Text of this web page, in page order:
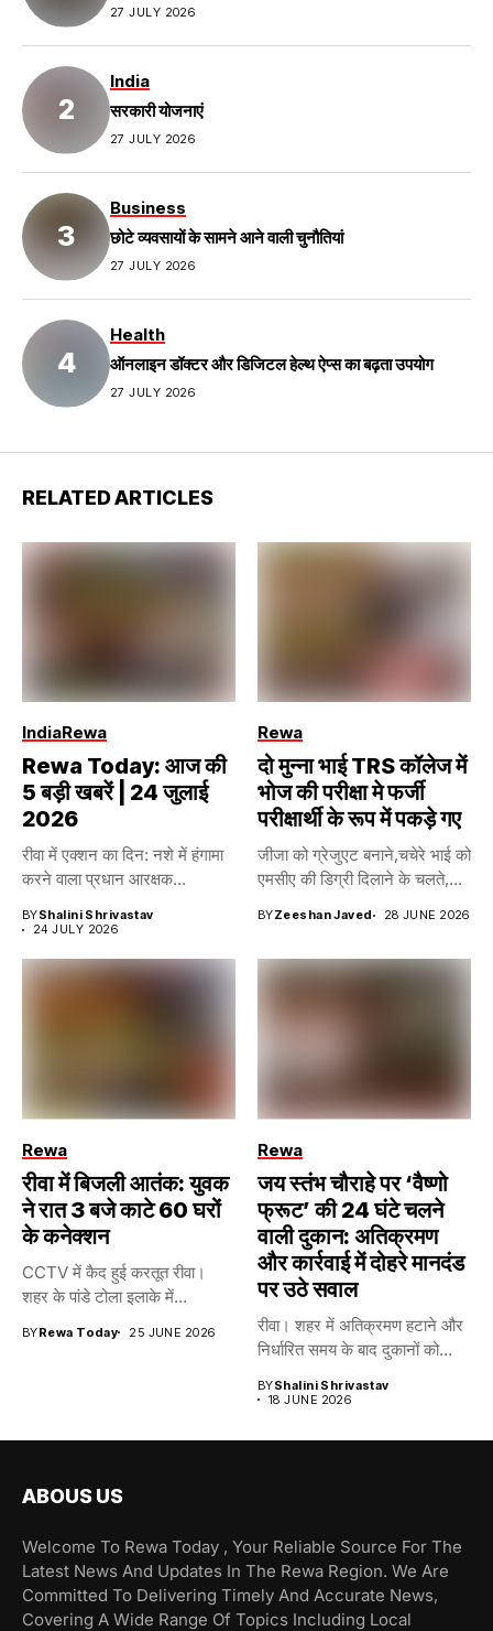
27 JULY 2026
India
सरकारी योजनाएं
27 JULY 2026
Business
छोटे व्यवसायों के सामने आने वाली चुनौतियां
27 JULY 2026
Health
ऑनलाइन डॉक्टर और डिजिटल हेल्थ ऐप्स का बढ़ता उपयोग
27 JULY 2026
RELATED ARTICLES
IndiaRewa
Rewa Today: आज की
5 बड़ी खबरें | 24 जुलाई
2026
रीवा में एक्शन का दिन: नशे में हंगामा
करने वाला प्रधान आरक्षक...
BYShalini Shrivastav
24 JULY 2026
Rewa
दो मुन्ना भाई TRS कॉलेज में
भोज की परीक्षा मे फर्जी
परीक्षार्थी के रूप में पकड़े गए
जीजा को ग्रेजुएट बनाने,चचेरे भाई को
एमसीए की डिग्री दिलाने के चलते,...
BYZeeshan Javed 28 JUNE 2026
Rewa
रीवा में बिजली आतंक: युवक
ने रात 3 बजे काटे 60 घरों
के कनेक्शन
CCTV में कैद हुई करतूत रीवा।
शहर के पांडे टोला इलाके में...
BYRewa Today 25 JUNE 2026
Rewa
जय स्तंभ चौराहे पर ‘वैष्णो
फ्रूट’ की 24 घंटे चलने
वाली दुकान: अतिक्रमण
और कार्रवाई में दोहरे मानदंड
पर उठे सवाल
रीवा। शहर में अतिक्रमण हटाने और
निर्धारित समय के बाद दुकानों को...
BYShalini Shrivastav
18 JUNE 2026
ABOUS US
Welcome To Rewa Today , Your Reliable Source For The
Latest News And Updates In The Rewa Region. We Are
Committed To Delivering Timely And Accurate News,
Covering A Wide Range Of Topics Including Local